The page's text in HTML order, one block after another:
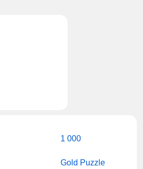
1 000
Gold Puzzle